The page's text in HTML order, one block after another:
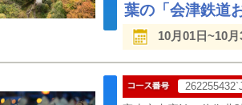
葉の「会津鉄道
10月01日~10